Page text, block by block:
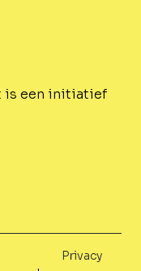
is een initiatief
Privacy